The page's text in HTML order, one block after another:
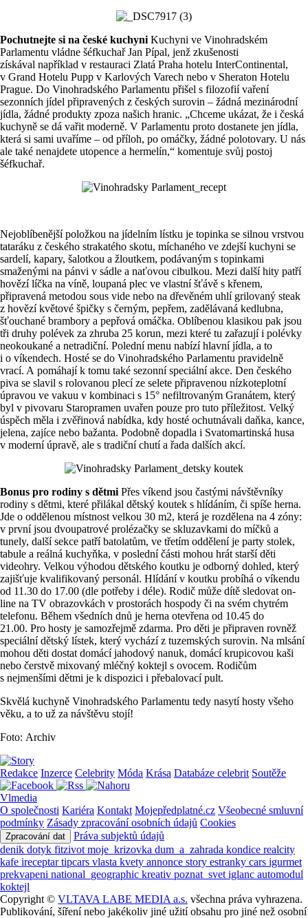
Pochutnejte si na české kuchyni Kuchyni ve Vinohradském
Parlamentu vládne šéfkuchař Jan Pípal, jenž zkušenosti
získával například v restauraci Zlatá Praha hotelu InterContinental,
v Grand Hotelu Pupp v Karlových Varech nebo v Sheraton Hotelu
Prague. Do Vinohradského Parlamentu přišel s filozofií vaření
sezonních jídel připravených z českých surovin – žádná mezinárodní
jídla, žádné produkty zpoza našich hranic. „Chceme ukázat, že i česká
kuchyně se dá vařit moderně. V Parlamentu proto dostanete jen jídla,
která si sami uvaříme – od příloh, po omáčky, žádné polotovary. U nás
ale také nenajdete utopence a hermelín,“ komentuje svůj postoj
šéfkuchař.
Nejoblíbenější položkou na jídelním lístku je topinka se silnou vrstvou
tataráku z českého strakatého skotu, míchaného ve zdejší kuchyni se
sardelí, kapary, šalotkou a žloutkem, podávaným s topinkami
smaženými na pánvi v sádle a naťovou cibulkou. Mezi další hity patří
hovězí líčka na víně, loupaná plec ve vlastní šťávě s křenem,
připravená metodou sous vide nebo na dřevěném uhlí grilovaný steak
z hovězí květové špičky s černým, pepřem, zadělávaná kedlubna,
šťouchané brambory a pepřová omáčka. Oblíbenou klasikou pak jsou
tři druhy polévek za zhruba 25 korun, mezi které tu zařazují i polévky
neokoukané a netradiční. Polední menu nabízí hlavní jídla, a to
i o víkendech. Hosté se do Vinohradského Parlamentu pravidelně
vrací. A pomáhají k tomu také sezonní speciální akce. Den českého
piva se slavil s rolovanou plecí ze selete připravenou nízkoteplotní
úpravou ve vakuu v kombinaci s 15° nefiltrovaným Granátem, který
byl v pivovaru Staropramen uvařen pouze pro tuto příležitost. Velký
úspěch měla i zvěřinová nabídka, kdy hosté ochutnávali daňka, kance,
jelena, zajíce nebo bažanta. Podobně dopadla i Svatomartinská husa
v moderní úpravě, ale s tradiční chutí a řada dalších akcí.
Bonus pro rodiny s dětmi Přes víkend jsou častými návštěvníky
rodiny s dětmi, které přilákal dětský koutek s hlídáním, či spíše herna.
Jde o oddělenou místnost velkou 30 m2, která je rozdělena na 4 zóny:
v první jsou dvoupatrové prolézačky se skluzavkami do míčků a
tunely, další sekce patří batolatům, ve třetím oddělení je party stolek,
tabule a reálná kuchyňka, v poslední části mohou hrát starší děti
videohry. Velkou výhodou dětského koutku je odborný dohled, který
zajišťuje kvalifikovaný personál. Hlídání v koutku probíhá o víkendu
od 11.30 do 17.00 (dle potřeby i déle). Rodič může dítě sledovat on-
line na TV obrazovkách v prostorách hospody či na svém chytrém
telefonu. Během všedních dnů je herna otevřena od 10.45 do
21.00. Pro hosty je samozřejmě zdarma. Pro děti je připraven rovněž
speciální dětský lístek, který vychází z tuzemských surovin. Na mlsání
mohou děti dostat domácí jahodový nanuk, domácí krupicovou kaši
nebo čerstvě mixovaný mléčný koktejl s ovocem. Rodičům
s nejmenšími dětmi je k dispozici i přebalovací pult.
Skvělá kuchyně Vinohradského Parlamentu tedy nasytí hosty všeho
věku, a to už za návštěvu stojí!
Foto: Archiv
Redakce Inzerce Celebrity Móda Krása Databáze celebrit Soutěže
Vlmedia
O společnosti Kariéra Kontakt Mojepředplatné.cz Všeobecné smluvní
podmínky Zásady zpracování osobních údajů Cookies
Zpracování dat
Práva subjektů údajů
denik dotyk fitzivot moje_krizovka dum_a_zahrada kondice realcity
kafe ireceptartipcars vlasta kvety annonce story estranky cars igurmet
prekvapeni national_geographic kreativ poznat_svet iglanc automodul
koktejl
Copyright © VLTAVA LABE MEDIA a.s. všechna práva vyhrazena.
Publikování, šíření nebo jakékoliv jiné užití obsahu pro jiné než osobní